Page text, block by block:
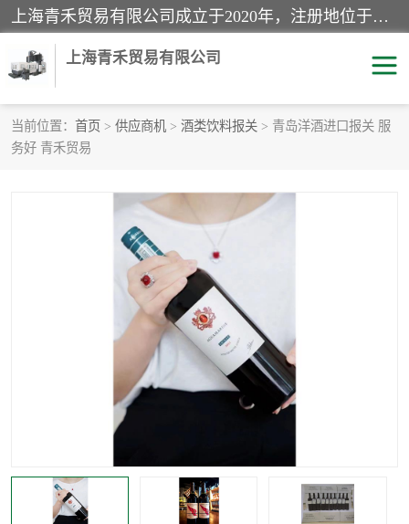
上海青禾贸易有限公司成立于2020年，注册地位于上海市宝山区。经营范围包括：机械设备、五金制品、劳防用品、电子产品、塑胶制品、家具、模具、纺织品、仪器仪表、建筑材料、装饰材料、化工产品、金属制品、机车配件等货物进出口报关、清关服务。
上海青禾贸易有限公司
当前位置： 首页 > 供应商机 > 酒类饮料报关 > 青岛洋酒进口报关 服
务好 青禾贸易
酒类饮料报关
服装进口清关
机床进口清关
国际灯具清关